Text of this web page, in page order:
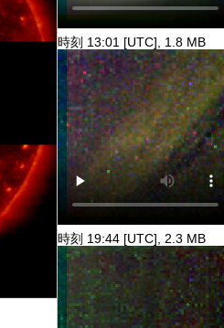
時刻 13:01 [UTC], 1.8 MB
時刻 19:44 [UTC], 2.3 MB